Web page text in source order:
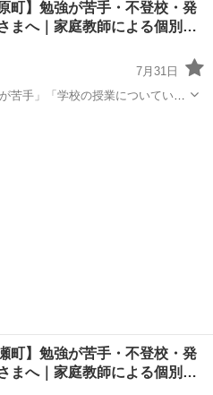
ン指導を行っています。 「家庭
町】勉強が苦手・不登校・発
まへ｜家庭教師による個別…
7月31日
苦手」「学校の授業についていけ
町】勉強が苦手・不登校・発
まへ｜家庭教師による個別…